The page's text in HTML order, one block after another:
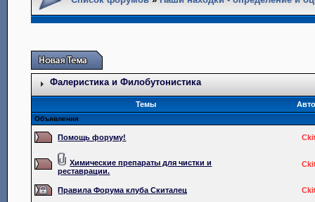
Фалеристика и Филобутонистика
Темы
Объявления
Помощь форуму!
Химические препараты для чистки и
реставрации.
Правила Форума клуба Скиталец